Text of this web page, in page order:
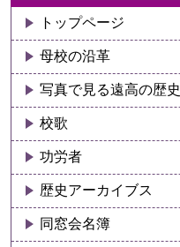
トップページ
母校の沿革
写真で見る遠高の歴史
校歌
功労者
歴史アーカイブス
同窓会名簿